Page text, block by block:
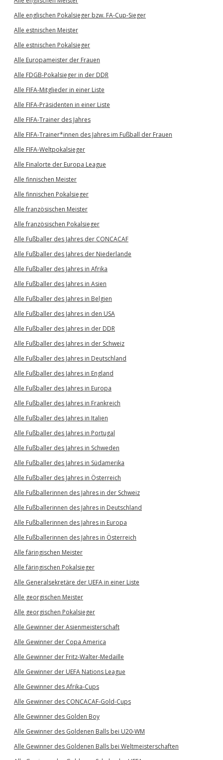
Alle englischen Pokalsieger bzw. FA-Cup-Sieger
Alle estnischen Meister
Alle estnischen Pokalsieger
Alle Europameister der Frauen
Alle FDGB-Pokalsieger in der DDR
Alle FIFA-Mitglieder in einer Liste
Alle FIFA-Präsidenten in einer Liste
Alle FIFA-Trainer des Jahres
Alle FIFA-Trainer*innen des Jahres im Fußball der Frauen
Alle FIFA-Weltpokalsieger
Alle Finalorte der Europa League
Alle finnischen Meister
Alle finnischen Pokalsieger
Alle französischen Meister
Alle französischen Pokalsieger
Alle Fußballer des Jahres der CONCACAF
Alle Fußballer des Jahres der Niederlande
Alle Fußballer des Jahres in Afrika
Alle Fußballer des Jahres in Asien
Alle Fußballer des Jahres in Belgien
Alle Fußballer des Jahres in den USA
Alle Fußballer des Jahres in der DDR
Alle Fußballer des Jahres in der Schweiz
Alle Fußballer des Jahres in Deutschland
Alle Fußballer des Jahres in England
Alle Fußballer des Jahres in Europa
Alle Fußballer des Jahres in Frankreich
Alle Fußballer des Jahres in Italien
Alle Fußballer des Jahres in Portugal
Alle Fußballer des Jahres in Schweden
Alle Fußballer des Jahres in Südamerika
Alle Fußballer des Jahres in Österreich
Alle Fußballerinnen des Jahres in der Schweiz
Alle Fußballerinnen des Jahres in Deutschland
Alle Fußballerinnen des Jahres in Europa
Alle Fußballerinnen des Jahres in Österreich
Alle färingischen Meister
Alle färingischen Pokalsieger
Alle Generalsekretäre der UEFA in einer Liste
Alle georgischen Meister
Alle georgischen Pokalsieger
Alle Gewinner der Asienmeisterschaft
Alle Gewinner der Copa America
Alle Gewinner der Fritz-Walter-Medaille
Alle Gewinner der UEFA Nations League
Alle Gewinner des Afrika-Cups
Alle Gewinner des CONCACAF-Gold-Cups
Alle Gewinner des Golden Boy
Alle Gewinner des Goldenen Balls bei U20-WM
Alle Gewinner des Goldenen Balls bei Weltmeisterschaften